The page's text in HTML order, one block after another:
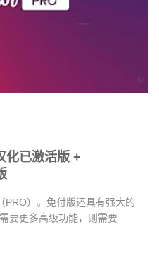
化已激活版 +
PRO）。免付版还具有强大的
要更多高级功能，则需要